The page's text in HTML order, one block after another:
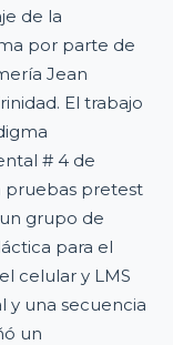
de la
por parte de
Jean
El trabajo
# 4 de
pruebas pretest
grupo de
para el
celular y LMS
y una secuencia
un